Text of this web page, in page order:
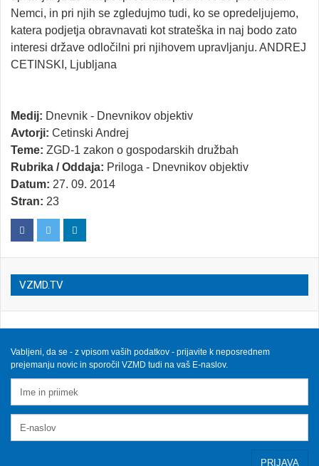
Nemci, in pri njih se zgledujmo tudi, ko se opredeljujemo,
katera podjetja obravnavati kot strateška in naj bodo zato
interesi države odločilni pri njihovem upravljanju. ANDREJ
CETINSKI, Ljubljana
Medij: Dnevnik - Dnevnikov objektiv
Avtorji: Cetinski Andrej
Teme: ZGD-1 zakon o gospodarskih družbah
Rubrika / Oddaja: Priloga - Dnevnikov objektiv
Datum: 27. 09. 2014
Stran: 23
VZMD.TV
Vabljeni, da se - z vpisom vaših podatkov - prijavite k neposrednem
prejemanju novic in sporočil VZMD tudi na vaš E-naslov.